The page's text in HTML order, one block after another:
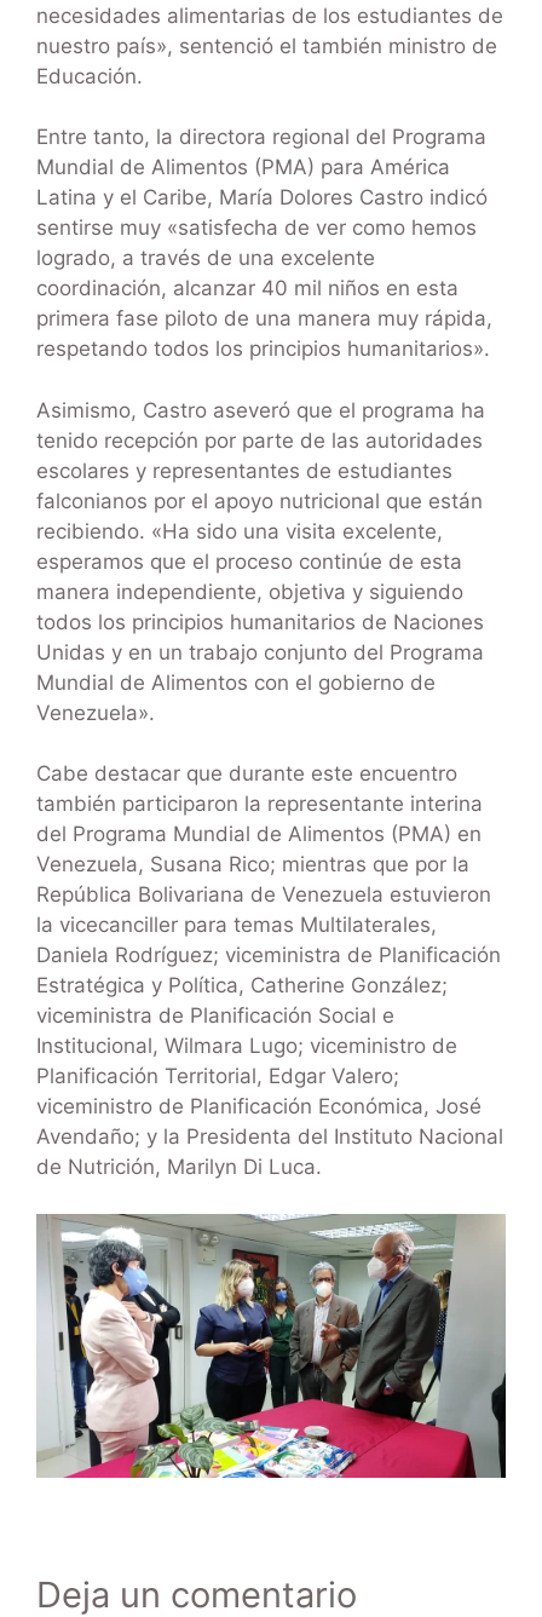
necesidades alimentarias de los estudiantes de
nuestro país», sentenció el también ministro de
Educación.
Entre tanto, la directora regional del Programa
Mundial de Alimentos (PMA) para América
Latina y el Caribe, María Dolores Castro indicó
sentirse muy «satisfecha de ver como hemos
logrado, a través de una excelente
coordinación, alcanzar 40 mil niños en esta
primera fase piloto de una manera muy rápida,
respetando todos los principios humanitarios».
Asimismo, Castro aseveró que el programa ha
tenido recepción por parte de las autoridades
escolares y representantes de estudiantes
falconianos por el apoyo nutricional que están
recibiendo. «Ha sido una visita excelente,
esperamos que el proceso continúe de esta
manera independiente, objetiva y siguiendo
todos los principios humanitarios de Naciones
Unidas y en un trabajo conjunto del Programa
Mundial de Alimentos con el gobierno de
Venezuela».
Cabe destacar que durante este encuentro
también participaron la representante interina
del Programa Mundial de Alimentos (PMA) en
Venezuela, Susana Rico; mientras que por la
República Bolivariana de Venezuela estuvieron
la vicecanciller para temas Multilaterales,
Daniela Rodríguez; viceministra de Planificación
Estratégica y Política, Catherine González;
viceministra de Planificación Social e
Institucional, Wilmara Lugo; viceministro de
Planificación Territorial, Edgar Valero;
viceministro de Planificación Económica, José
Avendaño; y la Presidenta del Instituto Nacional
de Nutrición, Marilyn Di Luca.
Deja un comentario